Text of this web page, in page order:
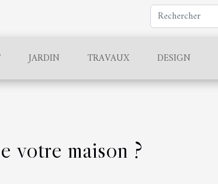
JARDIN TRAVAUX DESIGN
votre maison ?